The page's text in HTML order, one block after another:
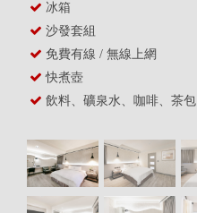
冰箱
沙發套組
免費有線 / 無線上網
快煮壺
飲料、礦泉水、咖啡、茶包